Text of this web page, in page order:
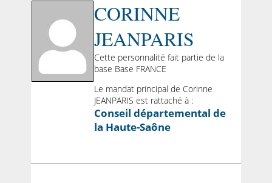
CORINNE
JEANPARIS
Cette personnalité fait partie de la
base Base FRANCE
Le mandat principal de Corinne
JEANPARIS est rattaché à :
Conseil départemental de
la Haute-Saône